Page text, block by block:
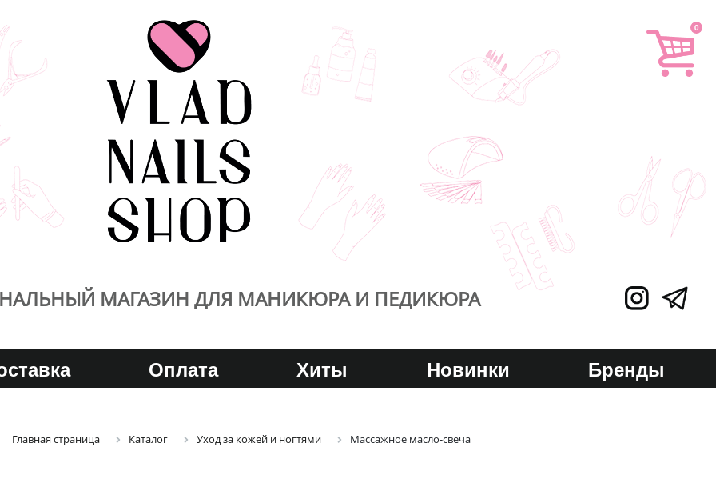
0
МАГАЗИН ДЛЯ МАНИКЮРА И ПЕДИКЮРА
Оплата Хиты Новинки Бренды
Главная страница Каталог Уход за кожей и ногтями Массажное масло-свеча